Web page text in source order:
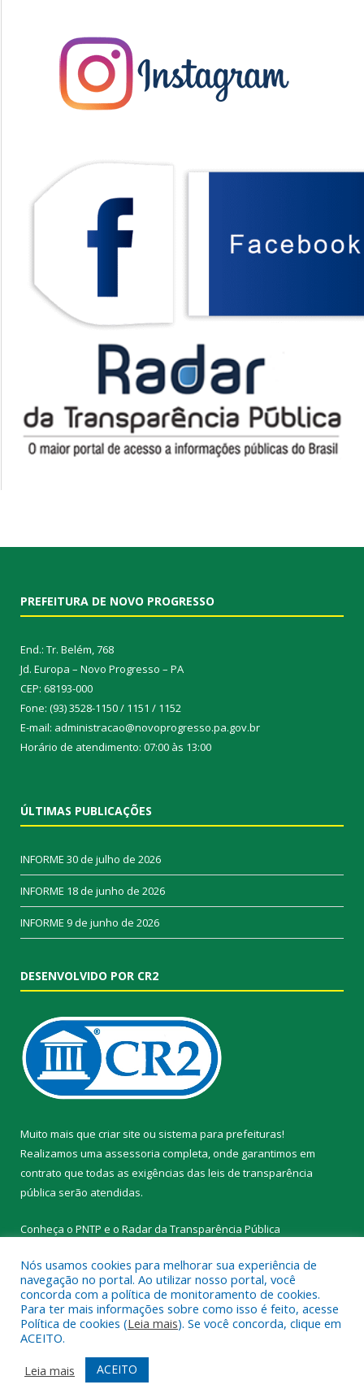
PREFEITURA DE NOVO PROGRESSO
End.: Tr. Belém, 768
Jd. Europa – Novo Progresso – PA
CEP: 68193-000
Fone: (93) 3528-1150 / 1151 / 1152
E-mail: administracao@novoprogresso.pa.gov.br
Horário de atendimento: 07:00 às 13:00
ÚLTIMAS PUBLICAÇÕES
INFORME 30 de julho de 2026
INFORME 18 de junho de 2026
INFORME 9 de junho de 2026
DESENVOLVIDO POR CR2
Muito mais que criar site ou sistema para prefeituras!
Realizamos uma assessoria completa, onde garantimos em
contrato que todas as exigências das leis de transparência
pública serão atendidas.
Conheça o PNTP e o Radar da Transparência Pública
Todos os direitos reservados a Prefeitura Municipal de Novo
Progresso.
Mapa do Site
Acessar Área Administrativa
Acessar Webmail
Nós usamos cookies para melhorar sua experiência de
navegação no portal. Ao utilizar nosso portal, você
concorda com a política de monitoramento de cookies.
Para ter mais informações sobre como isso é feito, acesse
Política de cookies (Leia mais). Se você concorda, clique em
ACEITO.
Leia mais
ACEITO